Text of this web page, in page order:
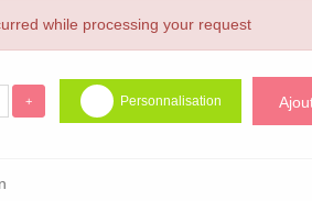
while processing your request
+ Personnalisation